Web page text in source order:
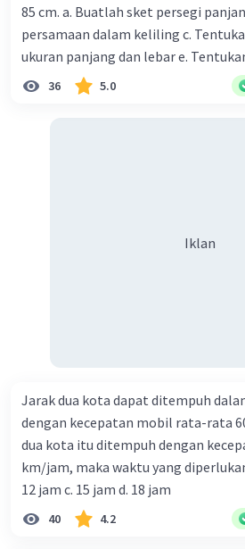
85 cm. a. Buatlah sket persegi
persamaan dalam keliling c.
ukuran panjang dan lebar e.
36 5.0
Iklan
Jarak dua kota dapat ditempuh
dengan kecepatan mobil rata-rata
dua kota itu ditempuh dengan
km/jam, maka waktu yang diperlukan adalah
12 jam c. 15 jam d. 18 jam
40 4.2